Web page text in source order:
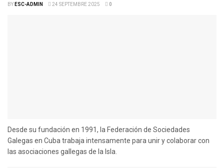
BYESC-ADMIN 24 SEPTEMBRE 2025 0
Desde su fundación en 1991, la Federación de Sociedades
Galegas en Cuba trabaja intensamente para unir y colaborar con
las asociaciones gallegas de la Isla.